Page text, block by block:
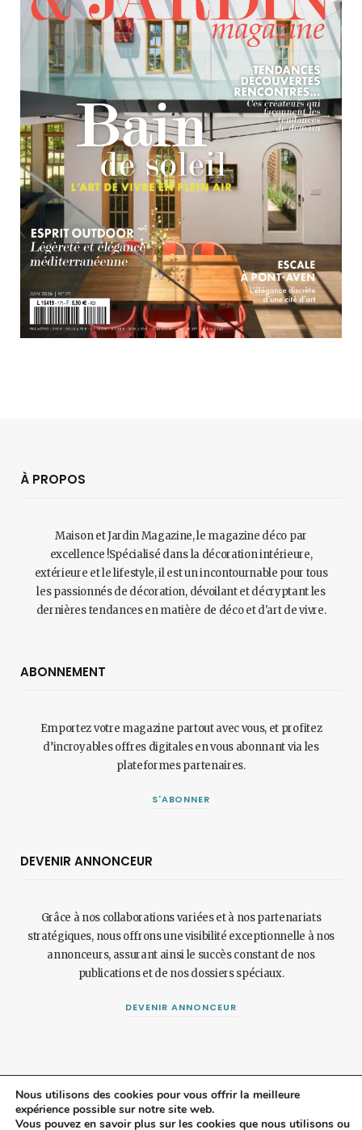
À PROPOS
Maison et Jardin Magazine, le magazine déco par
excellence !Spécialisé dans la décoration intérieure,
extérieure et le lifestyle, il est un incontournable pour tous
les passionnés de décoration, dévoilant et décryptant les
dernières tendances en matière de déco et d'art de vivre.
ABONNEMENT
Emportez votre magazine partout avec vous, et profitez
d’incroyables offres digitales en vous abonnant via les
plateformes partenaires.
S'ABONNER
DEVENIR ANNONCEUR
Grâce à nos collaborations variées et à nos partenariats
stratégiques, nous offrons une visibilité exceptionnelle à nos
annonceurs, assurant ainsi le succès constant de nos
publications et de nos dossiers spéciaux.
DEVENIR ANNONCEUR
© 2024 Maisonetjardinmagazine.fr. Mentions légalesetpolitique de
Nous utilisons des cookies pour vous offrir la meilleure
expérience possible sur notre site web.
Vous pouvez en savoir plus sur les cookies que nous utilisons ou